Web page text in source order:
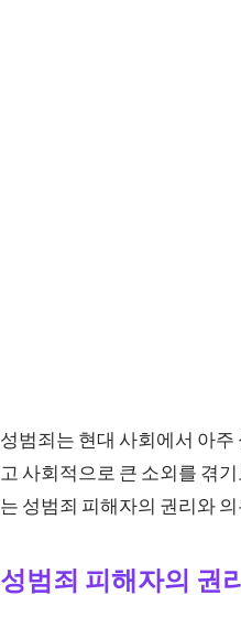
성범죄는 현대 사회에서 아
고 사회적으로 큰 소외를 겪
는 성범죄 피해자의 권리와
성범죄 피해자의 권